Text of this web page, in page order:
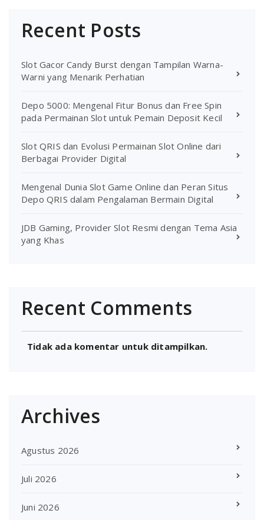
Recent Posts
Slot Gacor Candy Burst dengan Tampilan Warna-
Warni yang Menarik Perhatian
Depo 5000: Mengenal Fitur Bonus dan Free Spin
pada Permainan Slot untuk Pemain Deposit Kecil
Slot QRIS dan Evolusi Permainan Slot Online dari
Berbagai Provider Digital
Mengenal Dunia Slot Game Online dan Peran Situs
Depo QRIS dalam Pengalaman Bermain Digital
JDB Gaming, Provider Slot Resmi dengan Tema Asia
yang Khas
Recent Comments
Tidak ada komentar untuk ditampilkan.
Archives
Agustus 2026
Juli 2026
Juni 2026